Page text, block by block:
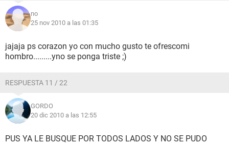
no
25 nov 2010 a las 01:35
jajaja ps corazon yo con mucho gusto te ofrescomi
hombro.........yno se ponga triste ;)
RESPUESTA 11 / 22
GORDO
20 dic 2010 a las 12:55
PUS YA LE BUSQUE POR TODOS LADOS Y NO SE PUDO